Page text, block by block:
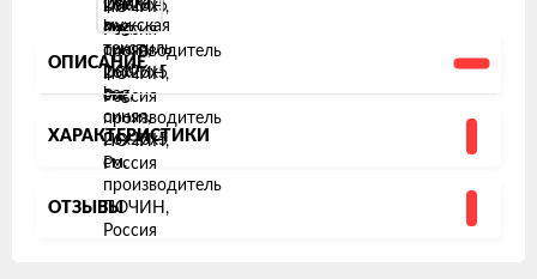
ОПИСАНИЕ
ХАРАКТЕРИСТИКИ
ОТЗЫВЫ